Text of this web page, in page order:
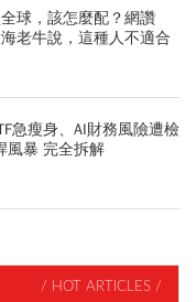
球，該怎麼配？網讚
老牛說，這種人不適合
急瘦身、AI財務風險遭檢
風暴 完全拆解
/ HOT ARTICLES /